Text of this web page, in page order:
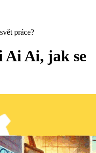
práce?
Ai Ai, jak se